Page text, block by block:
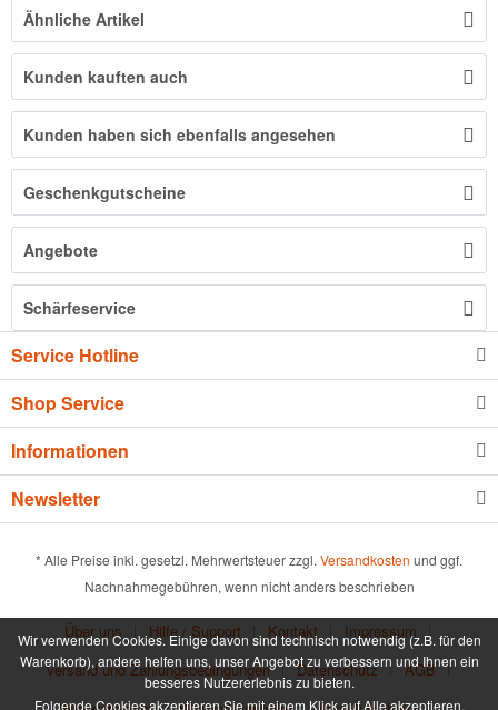
Ähnliche Artikel
Kunden kauften auch
Kunden haben sich ebenfalls angesehen
Geschenkgutscheine
Angebote
Schärfeservice
Service Hotline
Shop Service
Informationen
Newsletter
* Alle Preise inkl. gesetzl. Mehrwertsteuer zzgl. Versandkosten und ggf.
Nachnahmegebühren, wenn nicht anders beschrieben
Über uns Hilfe / Support Kontakt
Impressum
Versand und Zahlungsbedingungen
Datenschutz
AGB
Wir verwenden Cookies. Einige davon sind technisch notwendig (z.B. für den
Warenkorb), andere helfen uns, unser Angebot zu verbessern und Ihnen ein
besseres Nutzererlebnis zu bieten.
Folgende Cookies akzeptieren Sie mit einem Klick auf Alle akzeptieren.